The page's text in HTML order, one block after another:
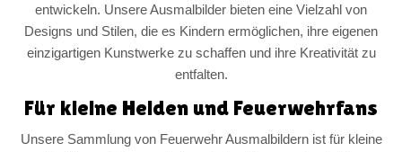
entwickeln. Unsere Ausmalbilder bieten eine Vielzahl von
Designs und Stilen, die es Kindern ermöglichen, ihre eigenen
einzigartigen Kunstwerke zu schaffen und ihre Kreativität zu
entfalten.
Für kleine Helden und Feuerwehrfans
Unsere Sammlung von Feuerwehr Ausmalbildern ist für kleine